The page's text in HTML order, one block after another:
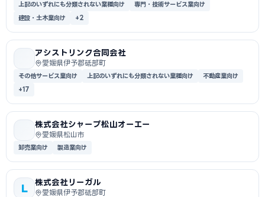
上記のいずれにも分類されない業種向け
専門・技術サービス業向け
建設・土木業向け
+2
アシストリンク合同会社
愛媛県伊予郡砥部町
その他サービス業向け 上記のいずれにも分類されない業種向け
不動産業向け
+17
株式会社シャープ松山オーエー
愛媛県松山市
卸売業向け 製造業向け
L
株式会社リーガル
愛媛県伊予郡砥部町